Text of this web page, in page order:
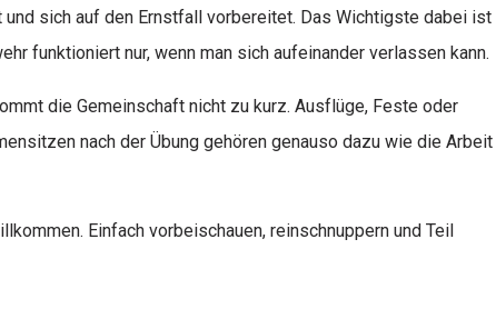
sich auf den Ernstfall vorbereitet. Das Wichtigste dabei ist
funktioniert nur, wenn man sich aufeinander verlassen kann.
die Gemeinschaft nicht zu kurz. Ausflüge, Feste oder
nach der Übung gehören genauso dazu wie die Arbeit
Einfach vorbeischauen, reinschnuppern und Teil